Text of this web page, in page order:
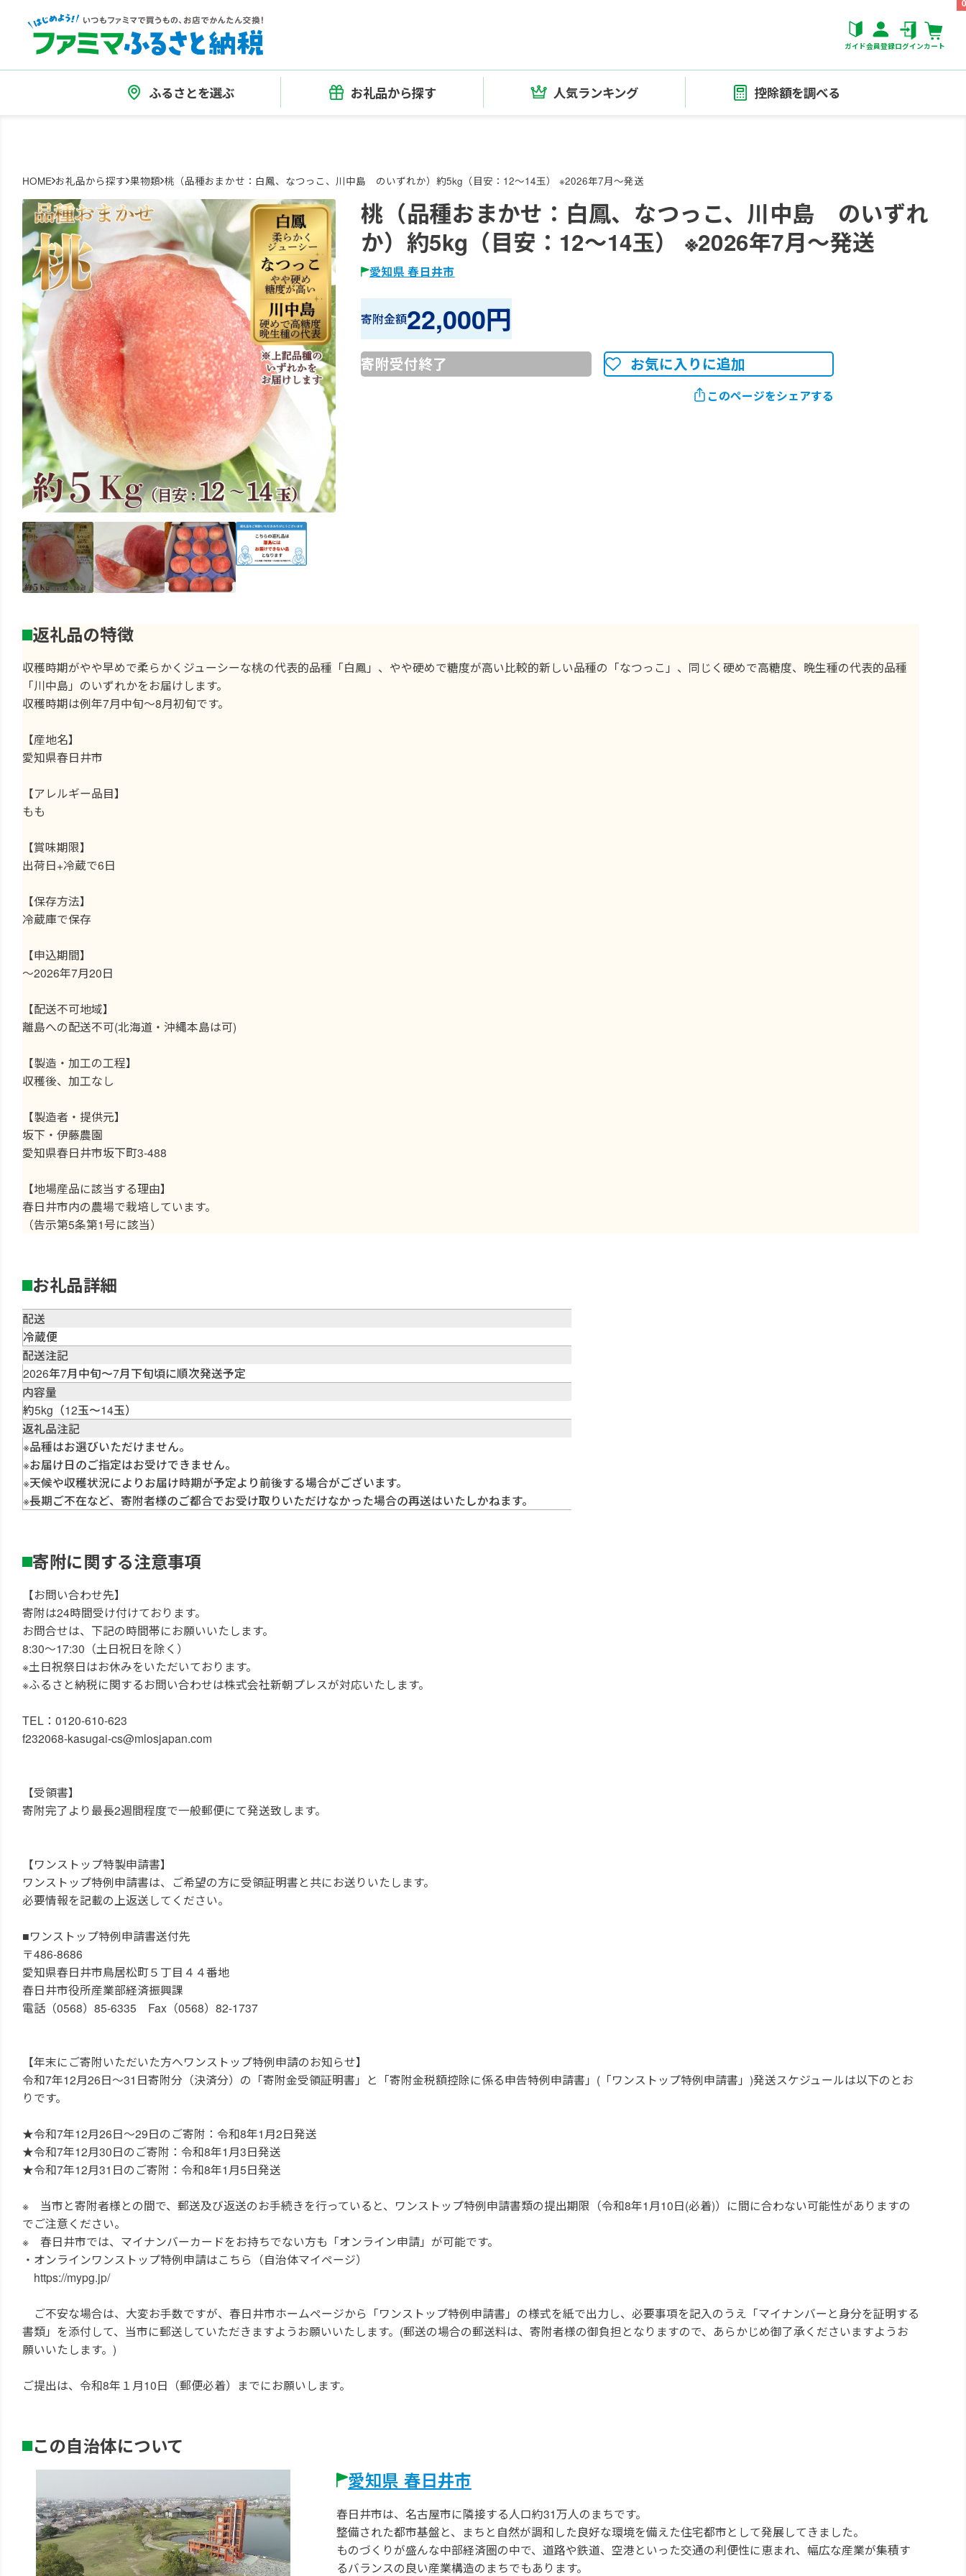
ガイド会員登録ログインカート
ふるさとを選ぶ お礼品から探す 人気ランキング 控除額を調べる
HOME お礼品から探す 果物類 桃（品種おまかせ：白鳳、なつっこ、川中島 のいずれか）約5kg（目安：12～14玉） ※2026年7月～発送
桃（品種おまかせ：白鳳、なつっこ、川中島 のいずれ
か）約5kg（目安：12～14玉） ※2026年7月～発送
愛知県 春日井市
寄附金額22,000円
寄附受付終了 お気に入りに追加
このページをシェアする
返礼品の特徴
収穫時期がやや早めで柔らかくジューシーな桃の代表的品種「白鳳」、やや硬めで糖度が高い比較的新しい品種の「なつっこ」、同じく硬めで高糖度、晩生種の代表的品種
「川中島」のいずれかをお届けします。
収穫時期は例年7月中旬～8月初旬です。
【産地名】
愛知県春日井市
【アレルギー品目】
もも
【賞味期限】
出荷日+冷蔵で6日
【保存方法】
冷蔵庫で保存
【申込期間】
～2026年7月20日
【配送不可地域】
離島への配送不可(北海道・沖縄本島は可)
【製造・加工の工程】
収穫後、加工なし
【製造者・提供元】
坂下・伊藤農園
愛知県春日井市坂下町3-488
【地場産品に該当する理由】
春日井市内の農場で栽培しています。
（告示第5条第1号に該当）
お礼品詳細
配送
冷蔵便
配送注記
2026年7月中旬～7月下旬頃に順次発送予定
内容量
約5kg（12玉～14玉）
返礼品注記
※品種はお選びいただけません。
※お届け日のご指定はお受けできません。
※天候や収穫状況によりお届け時期が予定より前後する場合がございます。
※長期ご不在など、寄附者様のご都合でお受け取りいただけなかった場合の再送はいたしかねます。
寄附に関する注意事項
【お問い合わせ先】
寄附は24時間受け付けております。
お問合せは、下記の時間帯にお願いいたします。
8:30～17:30（土日祝日を除く）
※土日祝祭日はお休みをいただいております。
※ふるさと納税に関するお問い合わせは株式会社新朝プレスが対応いたします。
TEL：0120-610-623
f232068-kasugai-cs@mlosjapan.com
【受領書】
寄附完了より最長2週間程度で一般郵便にて発送致します。
【ワンストップ特製申請書】
ワンストップ特例申請書は、ご希望の方に受領証明書と共にお送りいたします。
必要情報を記載の上返送してください。
■ワンストップ特例申請書送付先
〒486-8686
愛知県春日井市鳥居松町５丁目４４番地
春日井市役所産業部経済振興課
電話（0568）85-6335 Fax（0568）82-1737
【年末にご寄附いただいた方へワンストップ特例申請のお知らせ】
令和7年12月26日～31日寄附分（決済分）の「寄附金受領証明書」と「寄附金税額控除に係る申告特例申請書」(「ワンストップ特例申請書」)発送スケジュールは以下のとお
りです。
★令和7年12月26日～29日のご寄附：令和8年1月2日発送
★令和7年12月30日のご寄附：令和8年1月3日発送
★令和7年12月31日のご寄附：令和8年1月5日発送
※ 当市と寄附者様との間で、郵送及び返送のお手続きを行っていると、ワンストップ特例申請書類の提出期限（令和8年1月10日(必着)）に間に合わない可能性がありますの
でご注意ください。
※ 春日井市では、マイナンバーカードをお持ちでない方も「オンライン申請」が可能です。
・オンラインワンストップ特例申請はこちら（自治体マイページ）
https://mypg.jp/
ご不安な場合は、大変お手数ですが、春日井市ホームページから「ワンストップ特例申請書」の様式を紙で出力し、必要事項を記入のうえ「マイナンバーと身分を証明する
書類」を添付して、当市に郵送していただきますようお願いいたします。(郵送の場合の郵送料は、寄附者様の御負担となりますので、あらかじめ御了承くださいますようお
願いいたします。)
ご提出は、令和8年１月10日（郵便必着）までにお願いします。
この自治体について
愛知県 春日井市
春日井市は、名古屋市に隣接する人口約31万人のまちです。
整備された都市基盤と、まちと自然が調和した良好な環境を備えた住宅都市として発展してきました。
ものづくりが盛んな中部経済圏の中で、道路や鉄道、空港といった交通の利便性に恵まれ、幅広な産業が集積す
るバランスの良い産業構造のまちでもあります。